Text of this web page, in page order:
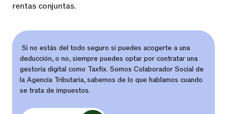
rentas conjuntas.
Si no estás del todo seguro si puedes acogerte a una
deducción, o no, siempre puedes optar por contratar una
gestoría digital como Taxfix. Somos Colaborador Social de
la Agencia Tributaria, sabemos de lo que hablamos cuando
se trata de impuestos.